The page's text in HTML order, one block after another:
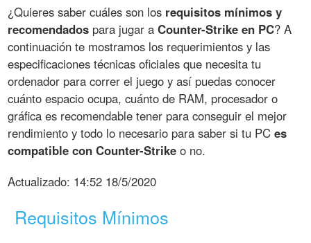
¿Quieres saber cuáles son los requisitos mínimos y
recomendados para jugar aCounter-Strike en PC? A
continuación te mostramos los requerimientos y las
especificaciones técnicas oficiales que necesita tu
ordenador para correr el juego y así puedas conocer
cuánto espacio ocupa, cuánto de RAM, procesador o
gráfica es recomendable tener para conseguir el mejor
rendimiento y todo lo necesario para saber si tu PCes
compatible con Counter-Strike o no.
Actualizado: 14:52 18/5/2020
Requisitos Mínimos